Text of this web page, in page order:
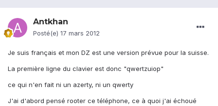
Antkhan
Posté(e) 17 mars 2012
Je suis français et mon DZ est une version prévue pour la suisse.
La première ligne du clavier est donc "qwertzuiop"
ce qui n'en fait ni un azerty, ni un qwerty
J'ai d'abord pensé rooter ce téléphone, ce à quoi j'ai échoué